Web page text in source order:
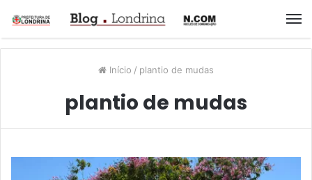
Início / plantio de mudas
plantio de mudas